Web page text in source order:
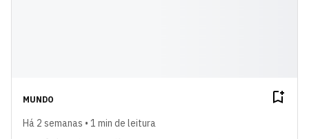
MUNDO
Há 2 semanas • 1 min de leitura